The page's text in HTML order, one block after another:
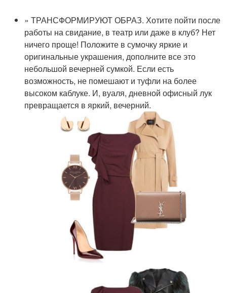
» ТРАНСФОРМИРУЮТ ОБРАЗ. Хотите пойти после
работы на свидание, в театр или даже в клуб? Нет
ничего проще! Положите в сумочку яркие и
оригинальные украшения, дополните все это
небольшой вечерней сумкой. Если есть
возможность, не помешают и туфли на более
высоком каблуке. И, вуаля, дневной офисный лук
превращается в яркий, вечерний.